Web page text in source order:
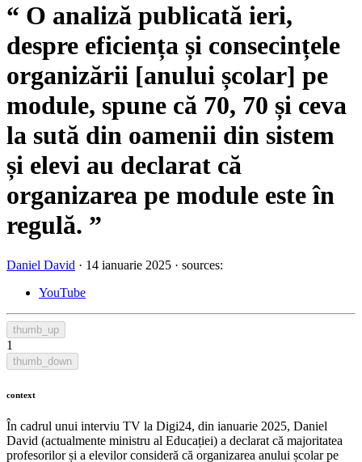
“ O analiză publicată ieri,
despre eficiența și consecințele
organizării [anului școlar] pe
module, spune că 70, 70 și ceva
la sută din oamenii din sistem
și elevi au declarat că
organizarea pe module este în
regulă. ”
Daniel David · 14 ianuarie 2025 · sources:
YouTube
thumb_up
1
thumb_down
context
În cadrul unui interviu TV la Digi24, din ianuarie 2025, Daniel
David (actualmente ministru al Educației) a declarat că majoritatea
profesorilor și a elevilor consideră că organizarea anului școlar pe